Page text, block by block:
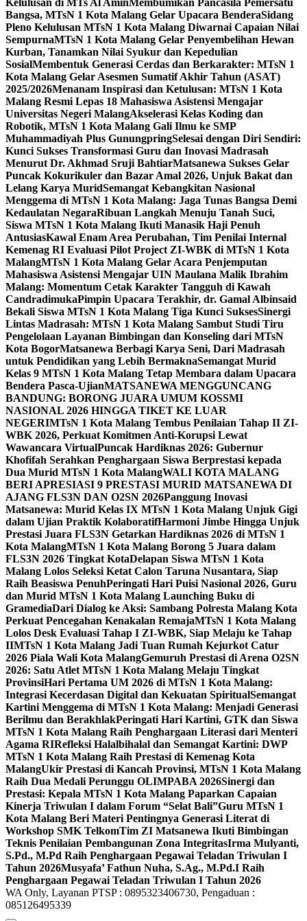
Kelulusan di MTs Al Amin Membumikan Pancasila Pemersatu
Bangsa, MTsN 1 Kota Malang Gelar Upacara BenderaSidang
Pleno Kelulusan MTsN 1 Kota Malang Diwarnai Capaian Nilai
SempurnaMTsN 1 Kota Malang Gelar Penyembelihan Hewan
Kurban, Tanamkan Nilai Syukur dan Kepedulian
SosialMembentuk Generasi Cerdas dan Berkarakter: MTsN 1
Kota Malang Gelar Asesmen Sumatif Akhir Tahun (ASAT)
2025/2026Menanam Inspirasi dan Ketulusan: MTsN 1 Kota
Malang Resmi Lepas 18 Mahasiswa Asistensi Mengajar
Universitas Negeri MalangAkselerasi Kelas Koding dan
Robotik, MTsN 1 Kota Malang Gali Ilmu ke SMP
Muhammadiyah Plus GunungpringSelesai dengan Diri Sendiri:
Kunci Sukses Transformasi Guru dan Inovasi Madrasah
Menurut Dr. Akhmad Sruji BahtiarMatsanewa Sukses Gelar
Puncak Kokurikuler dan Bazar Amal 2026, Unjuk Bakat dan
Lelang Karya MuridSemangat Kebangkitan Nasional
Menggema di MTsN 1 Kota Malang: Jaga Tunas Bangsa Demi
Kedaulatan NegaraRibuan Langkah Menuju Tanah Suci,
Siswa MTsN 1 Kota Malang Ikuti Manasik Haji Penuh
AntusiasKawal Enam Area Perubahan, Tim Penilai Internal
Kemenag RI Evaluasi Pilot Project ZI-WBK di MTsN 1 Kota
MalangMTsN 1 Kota Malang Gelar Acara Penjemputan
Mahasiswa Asistensi Mengajar UIN Maulana Malik Ibrahim
Malang: Momentum Cetak Karakter Tangguh di Kawah
CandradimukaPimpin Upacara Terakhir, dr. Gamal Albinsaid
Bekali Siswa MTsN 1 Kota Malang Tiga Kunci SuksesSinergi
Lintas Madrasah: MTsN 1 Kota Malang Sambut Studi Tiru
Pengelolaan Layanan Bimbingan dan Konseling dari MTsN
Kota BogorMatsanewa Berbagi Karya Seni, Dari Madrasah
untuk Pendidikan yang Lebih BermaknaSemangat Murid
Kelas 9 MTsN 1 Kota Malang Tetap Membara dalam Upacara
Bendera Pasca-UjianMATSANEWA MENGGUNCANG
BANDUNG: BORONG JUARA UMUM KOSSMI
NASIONAL 2026 HINGGA TIKET KE LUAR
NEGERIMTsN 1 Kota Malang Tembus Penilaian Tahap II ZI-
WBK 2026, Perkuat Komitmen Anti-Korupsi Lewat
Wawancara VirtualPuncak Hardiknas 2026: Gubernur
Khofifah Serahkan Penghargaan Siswa Berprestasi kepada
Dua Murid MTsN 1 Kota MalangWALI KOTA MALANG
BERI APRESIASI 9 PRESTASI MURID MATSANEWA DI
AJANG FLS3N DAN O2SN 2026Panggung Inovasi
Matsanewa: Murid Kelas IX MTsN 1 Kota Malang Unjuk Gigi
dalam Ujian Praktik KolaboratifHarmoni Jimbe Hingga Unjuk
Prestasi Juara FLS3N Getarkan Hardiknas 2026 di MTsN 1
Kota MalangMTsN 1 Kota Malang Borong 5 Juara dalam
FLS3N 2026 Tingkat KotaDelapan Siswa MTsN 1 Kota
Malang Lolos Seleksi Ketat Calon Taruna Nusantara, Siap
Raih Beasiswa PenuhPeringati Hari Puisi Nasional 2026, Guru
dan Murid MTsN 1 Kota Malang Launching Buku di
GramediaDari Dialog ke Aksi: Sambang Polresta Malang Kota
Perkuat Pencegahan Kenakalan RemajaMTsN 1 Kota Malang
Lolos Desk Evaluasi Tahap I ZI-WBK, Siap Melaju ke Tahap
IIMTsN 1 Kota Malang Jadi Tuan Rumah Kejurkot Catur
2026 Piala Wali Kota MalangGemuruh Prestasi di Arena O2SN
2026: Satu Atlet MTsN 1 Kota Malang Melaju Tingkat
ProvinsiHari Pertama UM 2026 di MTsN 1 Kota Malang:
Integrasi Kecerdasan Digital dan Kekuatan SpiritualSemangat
Kartini Menggema di MTsN 1 Kota Malang: Menjadi Generasi
Berilmu dan BerakhlakPeringati Hari Kartini, GTK dan Siswa
MTsN 1 Kota Malang Raih Penghargaan Literasi dari Menteri
Agama RIRefleksi Halalbihalal dan Semangat Kartini: DWP
MTsN 1 Kota Malang Raih Prestasi di Kemenag Kota
MalangUkir Prestasi di Kancah Provinsi, MTsN 1 Kota Malang
Raih Dua Medali Perunggu OLIMPABA 2026Sinergi dan
Prestasi: Kepala MTsN 1 Kota Malang Paparkan Capaian
Kinerja Triwulan I dalam Forum “Selat Bali”Guru MTsN 1
Kota Malang Beri Materi Pentingnya Generasi Literat di
Workshop SMK TelkomTim ZI Matsanewa Ikuti Bimbingan
Teknis Penilaian Pembangunan Zona IntegritasIrma Mulyanti,
S.Pd., M.Pd Raih Penghargaan Pegawai Teladan Triwulan I
Tahun 2026Musyafa’ Fathun Nuha, S.Ag., M.Pd.I Raih
Penghargaan Pegawai Teladan Triwulan I Tahun 2026
WA Only, Layanan PTSP : 0895323406730, Pengaduan :
085126495339